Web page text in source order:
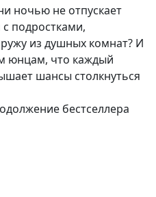
ночью не отпускает
подростками,
из душных комнат? И
юнцам, что каждый
шансы столкнуться
бестселлера